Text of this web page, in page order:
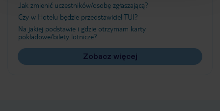
Jak zmienić uczestników/osobę zgłaszającą?
Czy w Hotelu będzie przedstawiciel TUI?
Na jakiej podstawie i gdzie otrzymam karty
pokładowe/bilety lotnicze?
Zobacz więcej